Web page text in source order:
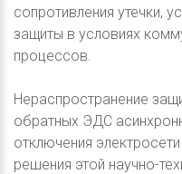
сопротивления утечки,
защиты в условиях
процессов.
Нераспространение
обратных ЭДС
отключения
решения этой научно-